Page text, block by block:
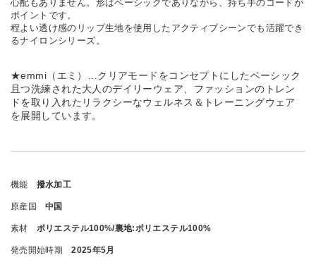
心配もありません。形はベーシックでありながら、持ち手のコードが
ポイントです。
程よい透け感のリップ生地を使用したアクティブシーンでも活躍でき
るナイロンシリーズ。
★emmi（エミ）…クリアモードをコンセプトにしたベーシック
且つ洗練された大人のデイリーウェア、ファッションのトレン
ドを取り入れたリラクシーなウェルネス＆トレーニングウェア
を展開しています。
機能 撥水加工
原産国 中国
素材 ポリエステル100%/裏地:ポリエステル100%
発売開始時期 2025年5月